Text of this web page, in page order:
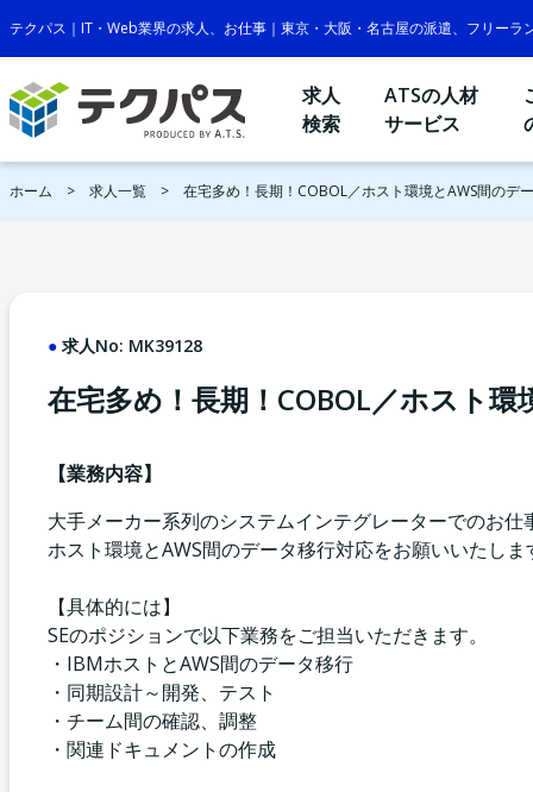
テクパス｜IT・Web業界の求人、お仕事｜東京・大阪・名古屋の派遣、フリーラ
求人
検索
ATSの人材
サービス
ホーム 求人一覧 在宅多め！長期！COBOL／ホスト環境とAWS間のデ
求人No: MK39128
在宅多め！長期！COBOL／ホスト
【業務内容】
大手メーカー系列のシステムインテグレーターでのお仕
ホスト環境とAWS間のデータ移行対応をお願いいたしま
【具体的には】
SEのポジションで以下業務をご担当いただきます。
・IBMホストとAWS間のデータ移行
・同期設計～開発、テスト
・チーム間の確認、調整
・関連ドキュメントの作成